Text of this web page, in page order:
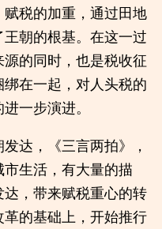
税的加重，通过田地
朝的根基。在这一过
的同时，也是税收征
在一起，对人头税的
一步演进。
达，《三言两拍》，
市生活，有大量的描
，带来赋税重心的转
的基础上，开始推行